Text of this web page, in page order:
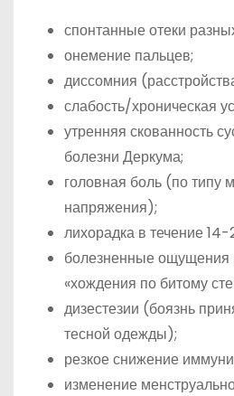
спонтанные отеки
онемение пальцев;
диссомния
слабость/хроническая
утренняя скованность
болезни Деркума;
головная боль (по типу
напряжения);
лихорадка в течение
болезненные ощущения
«хождения по битому
дизестезии (боязнь
тесной одежды);
резкое снижение
изменение